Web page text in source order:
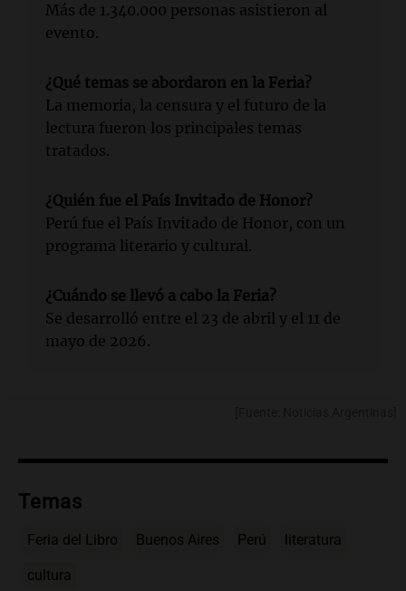
Más de 1.340.000 personas asistieron al
evento.
¿Qué temas se abordaron en la Feria?
La memoria, la censura y el futuro de la
lectura fueron los principales temas
tratados.
¿Quién fue el País Invitado de Honor?
Perú fue el País Invitado de Honor, con un
programa literario y cultural.
¿Cuándo se llevó a cabo la Feria?
Se desarrolló entre el 23 de abril y el 11 de
mayo de 2026.
Temas
Feria del Libro Buenos Aires Perú literatura
cultura